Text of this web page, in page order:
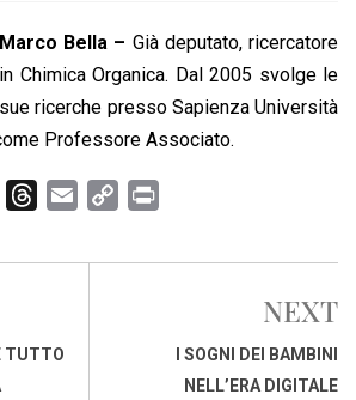
Marco Bella – Già deputato, ricercatore
in Chimica Organica. Dal 2005 svolge le
sue ricerche presso Sapienza Università
Professore Associato.
r
d
a
p
i
TUTTO
NEXT
I SOGNI DEI BAMBINI
NELL’ERA DIGITALE